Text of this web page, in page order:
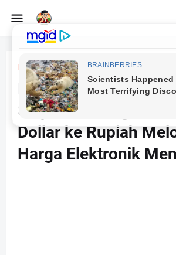
Beranda Dollar
Rupiah Melemah Hari
Siapa Diuntungkan
Dollar ke Rupiah
Harga Elektronik